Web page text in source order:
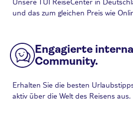
und das zum gleichen Preis wie
Engagierte
Community.
Erhalten Sie die besten
aktiv über die Welt des Reisens aus.